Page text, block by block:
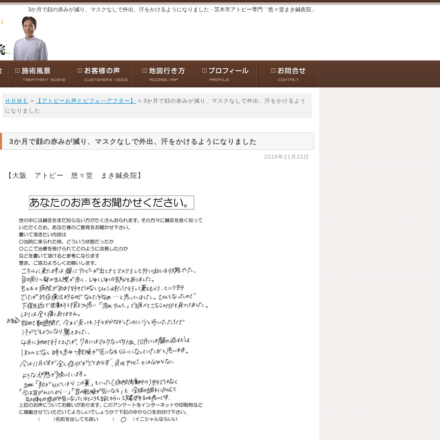
3か月で顔の赤みが減り、マスクなしで外出、汗をかけるようになりました - 茨木市アトピー専門「悠々堂まき鍼灸院」
ＨＯＭＥ > 【アトピーお声とビフォ―アフター】
> 3か月で顔の赤みが減り、マスクなしで外出、汗をかけるよう
になりました
3か月で顔の赤みが減り、マスクなしで外出、汗をかけるようになりました
2016年11月22日
【大阪 アトピー 悠々堂 まき鍼灸院】